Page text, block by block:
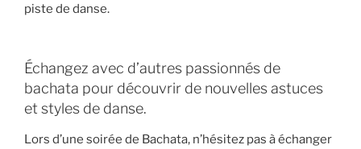
piste de danse.
Échangez avec d’autres passionnés de
bachata pour découvrir de nouvelles astuces
et styles de danse.
Lors d’une soirée de Bachata, n’hésitez pas à échanger